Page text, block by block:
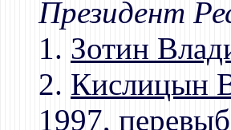
Президент
1. Зотин
2. Кислицын
1997,